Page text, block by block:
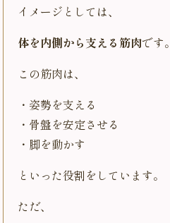
イメージとしては、
体を内側から支える筋肉です。
この筋肉は、
・姿勢を支える
・骨盤を安定させる
・脚を動かす
といった役割をしています。
ただ、